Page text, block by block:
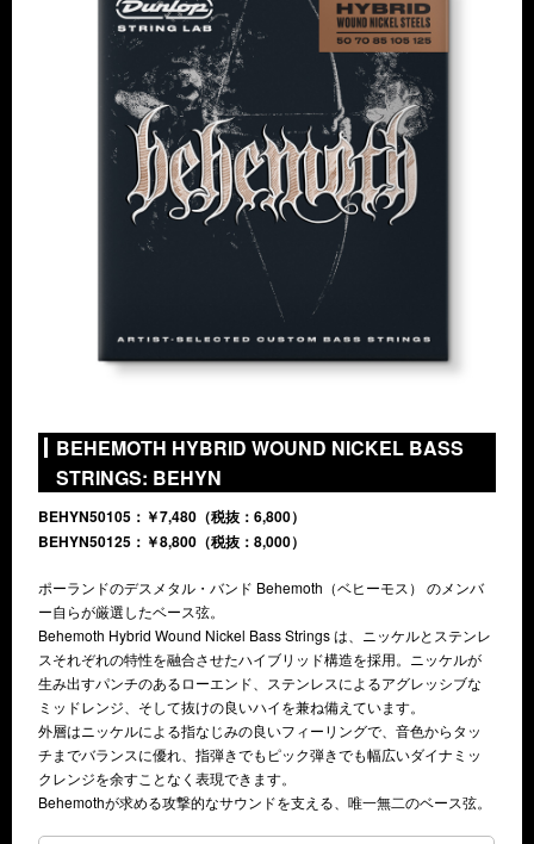
BEHEMOTH HYBRID WOUND NICKEL BASS
STRINGS: BEHYN
BEHYN50105：￥7,480（税抜：6,800）
BEHYN50125：￥8,800（税抜：8,000）
ポーランドのデスメタル・バンド Behemoth（ベヒーモス） のメンバ
ー自らが厳選したベース弦。
Behemoth Hybrid Wound Nickel Bass Strings は、ニッケルとステンレ
スそれぞれの特性を融合させたハイブリッド構造を採用。ニッケルが
生み出すパンチのあるローエンド、ステンレスによるアグレッシブな
ミッドレンジ、そして抜けの良いハイを兼ね備えています。
外層はニッケルによる指なじみの良いフィーリングで、音色からタッ
チまでバランスに優れ、指弾きでもピック弾きでも幅広いダイナミッ
クレンジを余すことなく表現できます。
Behemothが求める攻撃的なサウンドを支える、唯一無二のベース弦。